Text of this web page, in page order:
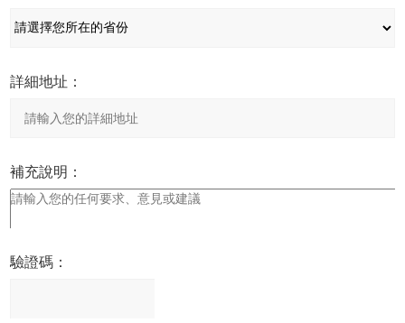
詳細地址：
補充說明：
驗證碼：